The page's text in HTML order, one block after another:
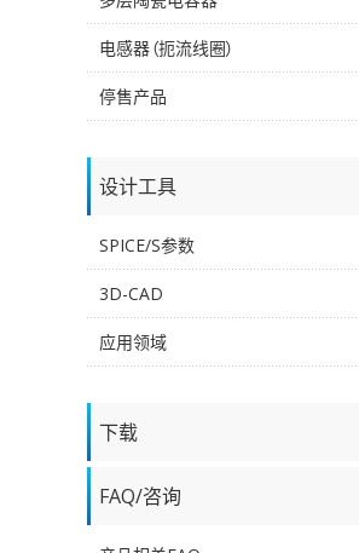
电感器（扼流线圈）
停售产品
设计工具
SPICE/S参数
3D-CAD
应用领域
下载
FAQ/咨询